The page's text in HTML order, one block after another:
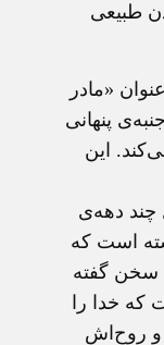
طبیعی
«مادر
پنهانی
این
چند دهه‌ی
است که
سخن گفته
که خدا را
و روح‌اش